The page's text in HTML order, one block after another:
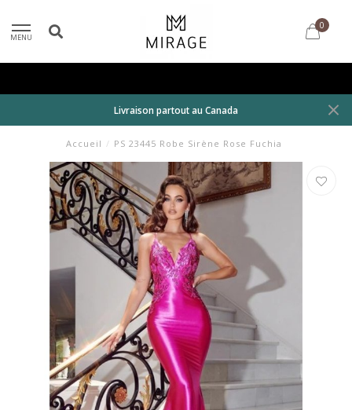
MENU
0
Livraison partout au Canada
Accueil / PS 23445 Robe Sirène Rose Fuchia